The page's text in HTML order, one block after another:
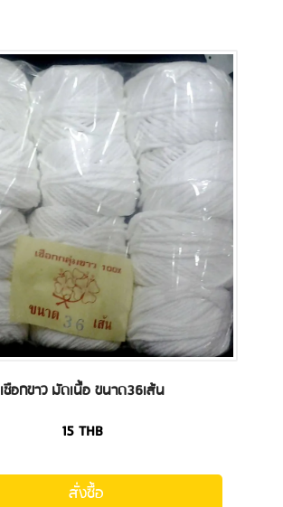
เชือกขาว มัดเนื้อ ขนาด36เส้น
15THB
สั่งซื้อ